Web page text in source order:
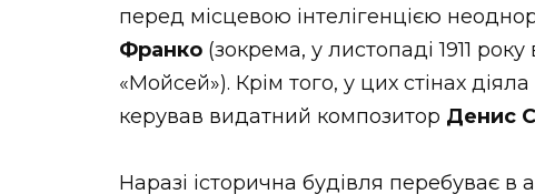
перед місцевою інтелігенцією
Франко (зокрема, у листопаді 1911
«Мойсей»). Крім того, у цих стінах
керував видатний композитор Денис
Наразі історична будівля перебуває в